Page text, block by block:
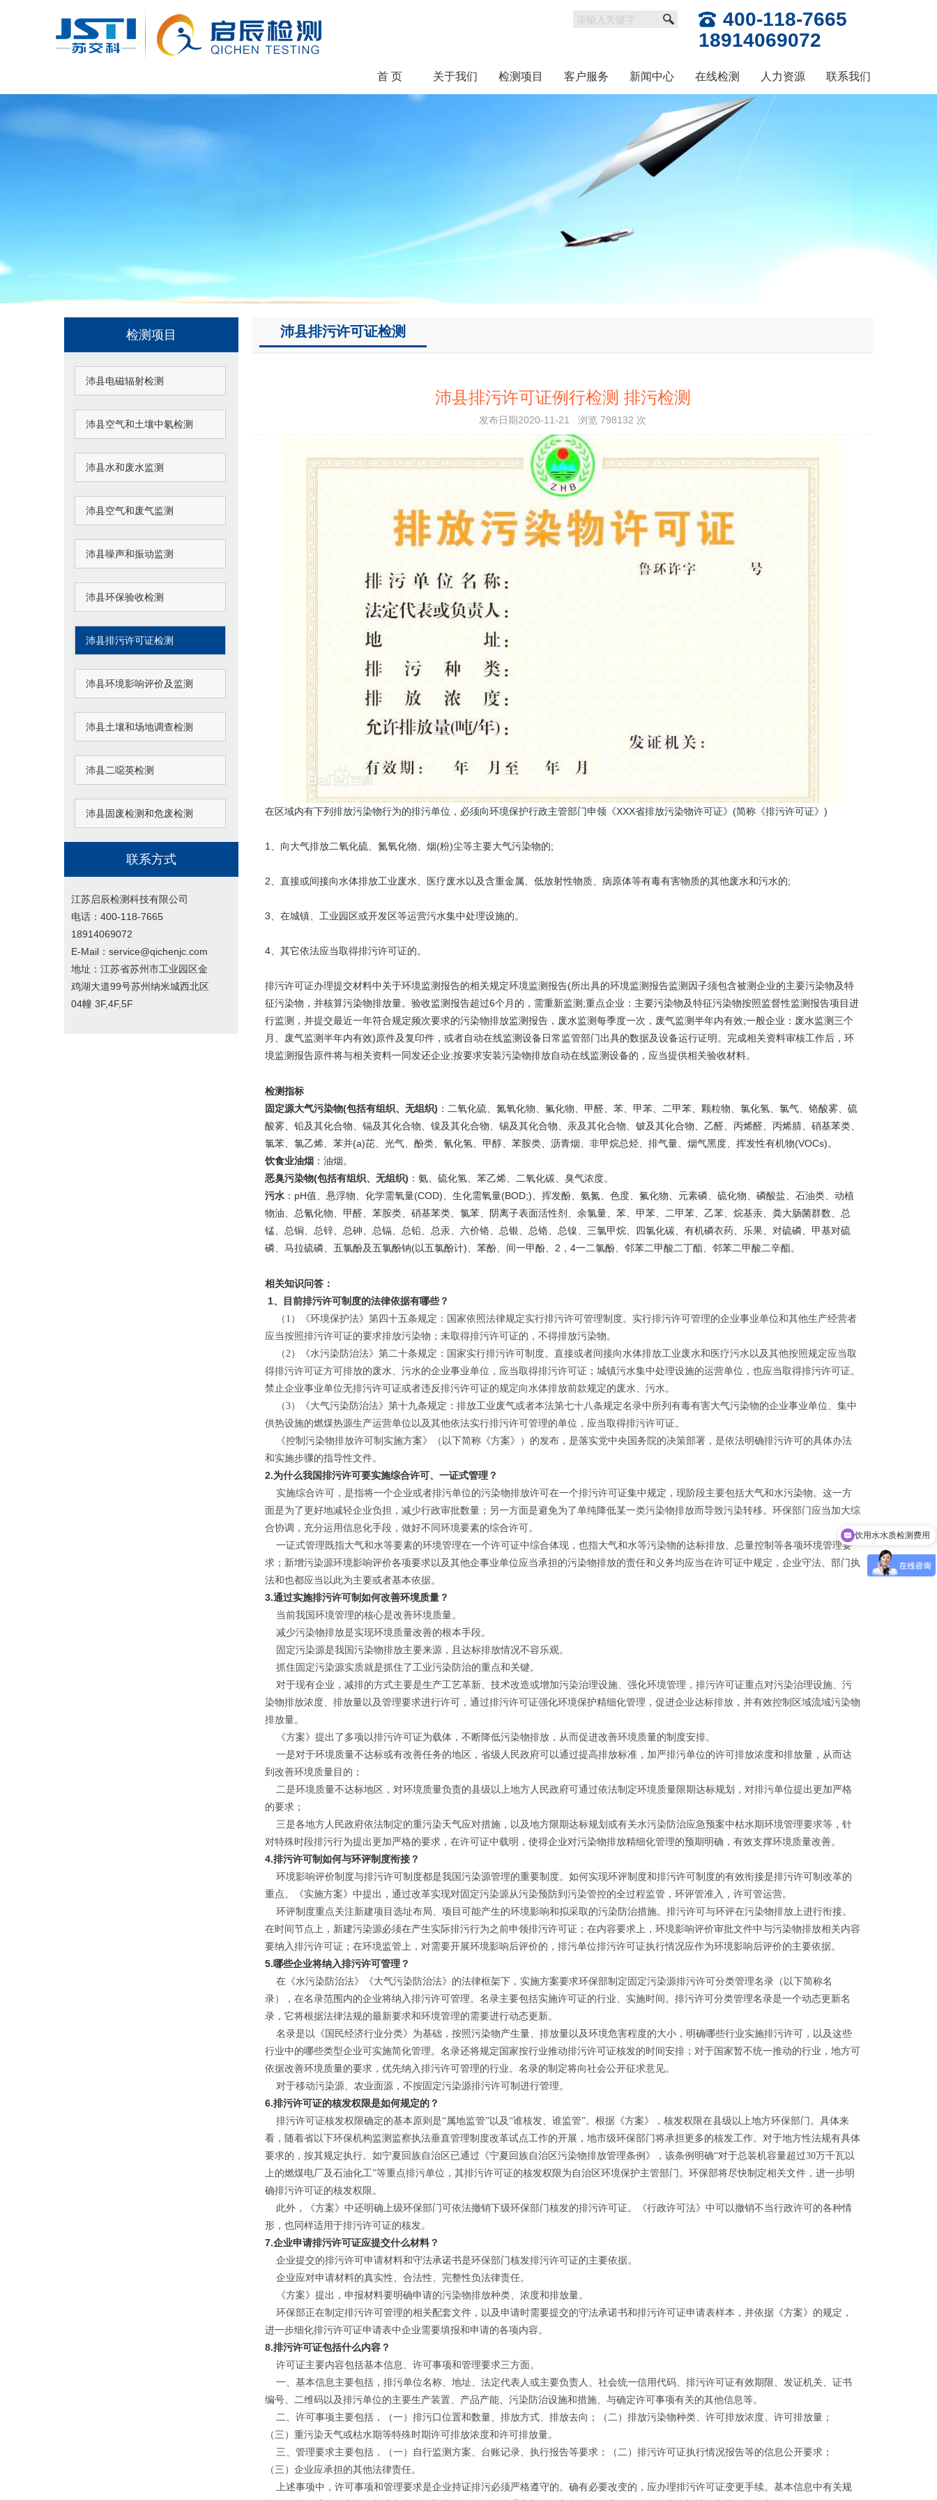
400-118-7665
18914069072
首 页 关于我们 检测项目 客户服务 新闻中心 在线检测 人力资源 联系我们
检测项目
沛县电磁辐射检测
沛县空气和土壤中氡检测
沛县水和废水监测
沛县空气和废气监测
沛县噪声和振动监测
沛县环保验收检测
沛县排污许可证检测
沛县环境影响评价及监测
沛县土壤和场地调查检测
沛县二噁英检测
沛县固废检测和危废检测
联系方式
江苏启辰检测科技有限公司
电话：400-118-7665
18914069072
E-Mail：service@qichenjc.com
地址：江苏省苏州市工业园区金
鸡湖大道99号苏州纳米城西北区
04幢 3F,4F,5F
沛县排污许可证检测
沛县排污许可证例行检测 排污检测
发布日期2020-11-21 浏览 798132 次
在区域内有下列排放污染物行为的排污单位，必须向环境保护行政主管部门申领《XXX省排放污染物许可证》(简称《排污许可证》)
1、向大气排放二氧化硫、氮氧化物、烟(粉)尘等主要大气污染物的;
2、直接或间接向水体排放工业废水、医疗废水以及含重金属、低放射性物质、病原体等有毒有害物质的其他废水和污水的;
3、在城镇、工业园区或开发区等运营污水集中处理设施的。
4、其它依法应当取得排污许可证的。
排污许可证办理提交材料中关于环境监测报告的相关规定环境监测报告(所出具的环境监测报告监测因子须包含被测企业的主要污染物及特
征污染物，并核算污染物排放量。验收监测报告超过6个月的，需重新监测;重点企业：主要污染物及特征污染物按照监督性监测报告项目进
行监测，并提交最近一年符合规定频次要求的污染物排放监测报告，废水监测每季度一次，废气监测半年内有效;一般企业：废水监测三个
月、废气监测半年内有效)原件及复印件，或者自动在线监测设备日常监管部门出具的数据及设备运行证明。完成相关资料审核工作后，环
境监测报告原件将与相关资料一同发还企业;按要求安装污染物排放自动在线监测设备的，应当提供相关验收材料。
检测指标
固定源大气污染物(包括有组织、无组织) ：二氧化硫、氮氧化物、氟化物、甲醛、苯、甲苯、二甲苯、颗粒物、氯化氢、氯气、铬酸雾、硫
酸雾、铅及其化合物、镉及其化合物、镍及其化合物、锡及其化合物、汞及其化合物、铍及其化合物、乙醛、丙烯醛、丙烯腈、硝基苯类、
氯苯、氯乙烯、苯并(a)芘、光气、酚类、氰化氢、甲醇、苯胺类、沥青烟、非甲烷总烃、排气量、烟气黑度、挥发性有机物(VOCs)。
饮食业油烟 ：油烟。
恶臭污染物(包括有组织、无组织) ：氨、硫化氢、苯乙烯、二氧化碳、臭气浓度。
污水：pH值、悬浮物、化学需氧量(COD)、生化需氧量(BOD;)、挥发酚、氨氮、色度、氟化物、元素磷、硫化物、磷酸盐、石油类、动植
物油、总氰化物、甲醛、苯胺类、硝基苯类、氯苯、阴离子表面活性剂、余氯量、苯、甲苯、二甲苯、乙苯、烷基汞、粪大肠菌群数、总
锰、总铜、总锌、总砷、总镉、总铅、总汞、六价铬、总银、总铬、总镍、三氯甲烷、四氯化碳、有机磷衣药、乐果、对硫磷、甲基对硫
磷、马拉硫磷、五氯酚及五氯酚钠(以五氯酚计)、苯酚、间一甲酚、2，4一二氯酚、邻苯二甲酸二丁酯、邻苯二甲酸二辛酯。
相关知识问答：
1、目前排污许可制度的法律依据有哪些？
（1）《环境保护法》第四十五条规定：国家依照法律规定实行排污许可管理制度。实行排污许可管理的企业事业单位和其他生产经营者
应当按照排污许可证的要求排放污染物；未取得排污许可证的，不得排放污染物。
（2）《水污染防治法》第二十条规定：国家实行排污许可制度。直接或者间接向水体排放工业废水和医疗污水以及其他按照规定应当取
得排污许可证方可排放的废水、污水的企业事业单位，应当取得排污许可证；城镇污水集中处理设施的运营单位，也应当取得排污许可证。
禁止企业事业单位无排污许可证或者违反排污许可证的规定向水体排放前款规定的废水、污水。
（3）《大气污染防治法》第十九条规定：排放工业废气或者本法第七十八条规定名录中所列有毒有害大气污染物的企业事业单位、集中
供热设施的燃煤热源生产运营单位以及其他依法实行排污许可管理的单位，应当取得排污许可证。
《控制污染物排放许可制实施方案》（以下简称《方案》）的发布，是落实党中央国务院的决策部署，是依法明确排污许可的具体办法
和实施步骤的指导性文件。
2.为什么我国排污许可要实施综合许可、一证式管理？
实施综合许可，是指将一个企业或者排污单位的污染物排放许可在一个排污许可证集中规定，现阶段主要包括大气和水污染物。这一方
面是为了更好地减轻企业负担，减少行政审批数量；另一方面是避免为了单纯降低某一类污染物排放而导致污染转移。环保部门应当加大综
合协调，充分运用信息化手段，做好不同环境要素的综合许可。
一证式管理既指大气和水等要素的环境管理在一个许可证中综合体现，也指大气和水等污染物的达标排放、总量控制等各项环境管理要
求；新增污染源环境影响评价各项要求以及其他企事业单位应当承担的污染物排放的责任和义务均应当在许可证中规定，企业守法、部门执
法和也都应当以此为主要或者基本依据。
3.通过实施排污许可制如何改善环境质量？
当前我国环境管理的核心是改善环境质量。
减少污染物排放是实现环境质量改善的根本手段。
固定污染源是我国污染物排放主要来源，且达标排放情况不容乐观。
抓住固定污染源实质就是抓住了工业污染防治的重点和关键。
对于现有企业，减排的方式主要是生产工艺革新、技术改造或增加污染治理设施、强化环境管理，排污许可证重点对污染治理设施、污
染物排放浓度、排放量以及管理要求进行许可，通过排污许可证强化环境保护精细化管理，促进企业达标排放，并有效控制区域流域污染物
排放量。
《方案》提出了多项以排污许可证为载体，不断降低污染物排放，从而促进改善环境质量的制度安排。
一是对于环境质量不达标或有改善任务的地区，省级人民政府可以通过提高排放标准，加严排污单位的许可排放浓度和排放量，从而达
到改善环境质量目的；
二是环境质量不达标地区，对环境质量负责的县级以上地方人民政府可通过依法制定环境质量限期达标规划，对排污单位提出更加严格
的要求；
三是各地方人民政府依法制定的重污染天气应对措施，以及地方限期达标规划或有关水污染防治应急预案中枯水期环境管理要求等，针
对特殊时段排污行为提出更加严格的要求，在许可证中载明，使得企业对污染物排放精细化管理的预期明确，有效支撑环境质量改善。
4.排污许可制如何与环评制度衔接？
环境影响评价制度与排污许可制度都是我国污染源管理的重要制度。如何实现环评制度和排污许可制度的有效衔接是排污许可制改革的
重点。《实施方案》中提出，通过改革实现对固定污染源从污染预防到污染管控的全过程监管，环评管准入，许可管运营。
环评制度重点关注新建项目选址布局、项目可能产生的环境影响和拟采取的污染防治措施。排污许可与环评在污染物排放上进行衔接。
在时间节点上，新建污染源必须在产生实际排污行为之前申领排污许可证；在内容要求上，环境影响评价审批文件中与污染物排放相关内容
要纳入排污许可证；在环境监管上，对需要开展环境影响后评价的，排污单位排污许可证执行情况应作为环境影响后评价的主要依据。
5.哪些企业将纳入排污许可管理？
在《水污染防治法》《大气污染防治法》的法律框架下，实施方案要求环保部制定固定污染源排污许可分类管理名录（以下简称名
录），在名录范围内的企业将纳入排污许可管理。名录主要包括实施许可证的行业、实施时间。排污许可分类管理名录是一个动态更新名
录，它将根据法律法规的最新要求和环境管理的需要进行动态更新。
名录是以《国民经济行业分类》为基础，按照污染物产生量、排放量以及环境危害程度的大小，明确哪些行业实施排污许可，以及这些
行业中的哪些类型企业可实施简化管理。名录还将规定国家按行业推动排污许可证核发的时间安排；对于国家暂不统一推动的行业，地方可
依据改善环境质量的要求，优先纳入排污许可管理的行业。名录的制定将向社会公开征求意见。
对于移动污染源、农业面源，不按固定污染源排污许可制进行管理。
6.排污许可证的核发权限是如何规定的？
排污许可证核发权限确定的基本原则是“属地监管”以及“谁核发、谁监管”。根据《方案》，核发权限在县级以上地方环保部门。具体来
看，随着省以下环保机构监测监察执法垂直管理制度改革试点工作的开展，地市级环保部门将承担更多的核发工作。对于地方性法规有具体
要求的，按其规定执行。如宁夏回族自治区已通过《宁夏回族自治区污染物排放管理条例》，该条例明确“对于总装机容量超过30万千瓦以
上的燃煤电厂及石油化工”等重点排污单位，其排污许可证的核发权限为自治区环境保护主管部门。环保部将尽快制定相关文件，进一步明
确排污许可证的核发权限。
此外，《方案》中还明确上级环保部门可依法撤销下级环保部门核发的排污许可证。《行政许可法》中可以撤销不当行政许可的各种情
形，也同样适用于排污许可证的核发。
7.企业申请排污许可证应提交什么材料？
企业提交的排污许可申请材料和守法承诺书是环保部门核发排污许可证的主要依据。
企业应对申请材料的真实性、合法性、完整性负法律责任。
《方案》提出，申报材料要明确申请的污染物排放种类、浓度和排放量。
环保部正在制定排污许可管理的相关配套文件，以及申请时需要提交的守法承诺书和排污许可证申请表样本，并依据《方案》的规定，
进一步细化排污许可证申请表中企业需要填报和申请的各项内容。
8.排污许可证包括什么内容？
许可证主要内容包括基本信息、许可事项和管理要求三方面。
一、基本信息主要包括，排污单位名称、地址、法定代表人或主要负责人、社会统一信用代码、排污许可证有效期限、发证机关、证书
编号、二维码以及排污单位的主要生产装置、产品产能、污染防治设施和措施、与确定许可事项有关的其他信息等。
二、许可事项主要包括，（一）排污口位置和数量、排放方式、排放去向；（二）排放污染物种类、许可排放浓度、许可排放量；
（三）重污染天气或枯水期等特殊时期许可排放浓度和许可排放量。
三、管理要求主要包括，（一）自行监测方案、台账记录、执行报告等要求；（二）排污许可证执行情况报告等的信息公开要求；
（三）企业应承担的其他法律责任。
上述事项中，许可事项和管理要求是企业持证排污必须严格遵守的。确有必要改变的，应办理排污许可证变更手续。基本信息中有关规
你们是怎么收费的
饮用水水质检测费用